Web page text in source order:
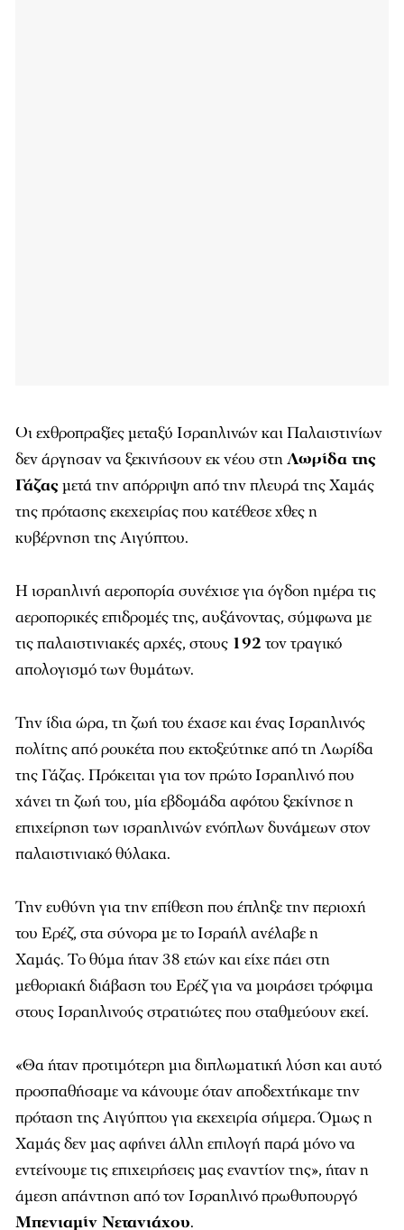
Οι εχθροπραξίες μεταξύ Ισραηλινών και Παλαιστινίων
δεν άργησαν να ξεκινήσουν εκ νέου στηΛωρίδα της
Γάζαςμετά την απόρριψη από την πλευρά της Χαμάς
της πρότασης εκεχειρίας που κατέθεσε χθες η
κυβέρνηση της Αιγύπτου.
Η ισραηλινή αεροπορία συνέχισε για όγδοη ημέρα τις
αεροπορικές επιδρομές της, αυξάνοντας, σύμφωνα με
τις παλαιστινιακές αρχές, στους 192 τον τραγικό
απολογισμό των θυμάτων.
Την ίδια ώρα, τη ζωή του έχασε και ένας Ισραηλινός
πολίτης από ρουκέτα που εκτοξεύτηκε από τη Λωρίδα
της Γάζας. Πρόκειται για τον πρώτο Ισραηλινό που
χάνει τη ζωή του, μία εβδομάδα αφότου ξεκίνησε η
επιχείρηση των ισραηλινών ενόπλων δυνάμεων στον
παλαιστινιακό θύλακα.
Την ευθύνη για την επίθεση που έπληξε την περιοχή
του Ερέζ, στα σύνορα με το Ισραήλ ανέλαβε η
Χαμάς. Το θύμα ήταν 38 ετών και είχε πάει στη
μεθοριακή διάβαση του Ερέζ για να μοιράσει τρόφιμα
στους Ισραηλινούς στρατιώτες που σταθμεύουν εκεί.
«Θα ήταν προτιμότερη μια διπλωματική λύση και αυτό
προσπαθήσαμε να κάνουμε όταν αποδεχτήκαμε την
πρόταση της Αιγύπτου για εκεχειρία σήμερα. Όμως η
Χαμάς δεν μας αφήνει άλλη επιλογή παρά μόνο να
εντείνουμε τις επιχειρήσεις μας εναντίον της», ήταν η
άμεση απάντηση από τον Ισραηλινό πρωθυπουργό
Μπενιαμίν Νετανιάχου.